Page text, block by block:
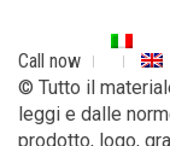
Call now
© Tutto il
leggi e dalle
prodotto, logo,